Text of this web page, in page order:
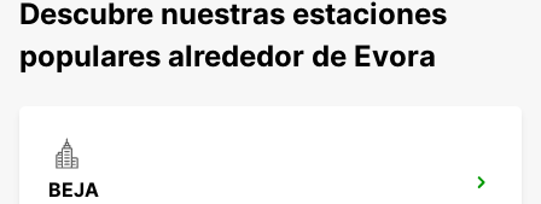
Descubre nuestras estaciones
populares alrededor de Evora
BEJA